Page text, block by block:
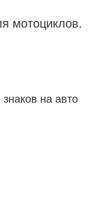
мотоциклов.
на авто